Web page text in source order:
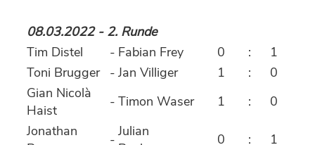
08.03.2022 - 2. Runde
Tim Distel
- Fabian Frey 0 :
1
Toni Brugger
- Jan Villiger 1 :
0
Gian Nicolà
Haist
- Timon Waser 1 :
0
Jonathan
- Julian
0 : 1